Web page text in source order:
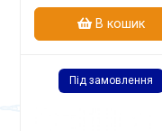
В кошик
Під замовлення